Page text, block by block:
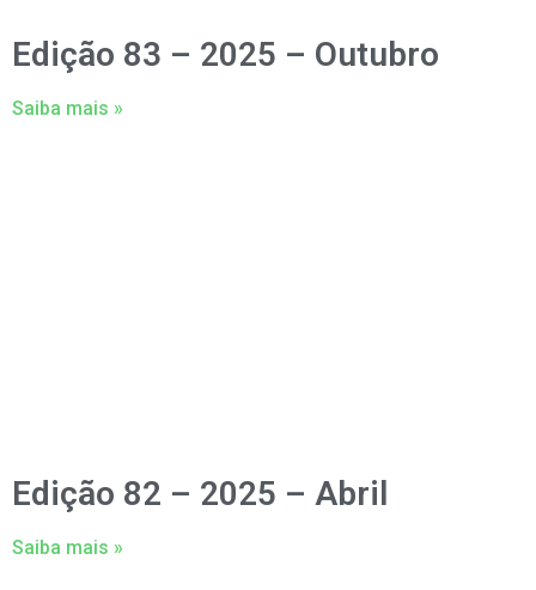
Edição 83 – 2025 – Outubro
Saiba mais »
Edição 82 – 2025 – Abril
Saiba mais »